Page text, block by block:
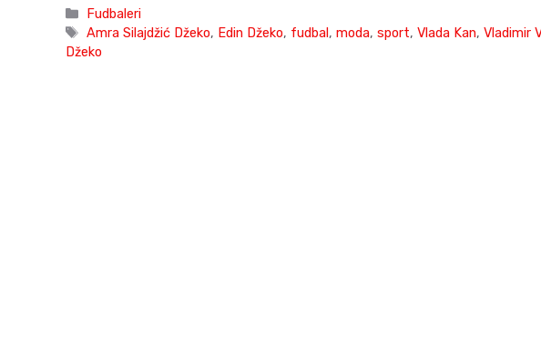
Categories
Fudbaleri
Tags
Amra Silajdžić Džeko, Edin Džeko, fudbal,moda,sport,Vlada Kan,Vladimir
Džeko